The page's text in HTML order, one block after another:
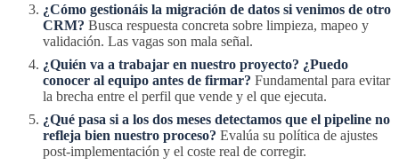
¿Cómo gestionáis la migración de datos si venimos de otro
CRM? Busca respuesta concreta sobre limpieza, mapeo y
validación. Las vagas son mala señal.
¿Quién va a trabajar en nuestro proyecto? ¿Puedo
conocer al equipo antes de firmar? Fundamental para evitar
la brecha entre el perfil que vende y el que ejecuta.
¿Qué pasa si a los dos meses detectamos que el pipeline no
refleja bien nuestro proceso? Evalúa su política de ajustes
post-implementación y el coste real de corregir.